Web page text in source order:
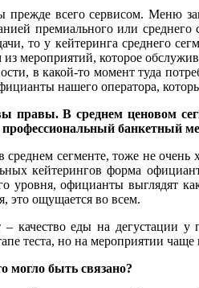
всего сервисом. Меню
премиального или
то у кейтеринга среднего
мероприятий, которое
в какой-то момент туда
нашего оператора,
В среднем ценовом
банкетный
сегменте, тоже не очень
кейтерингов форма
уровня, официанты выглядят
это ощущается во всем.
качество еды на дегустации у
теста, но на мероприятии чаще
могло быть связано?